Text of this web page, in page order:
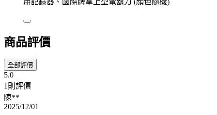
商品評價
全部評價
5.0
1則評價
陳**
2025/12/01